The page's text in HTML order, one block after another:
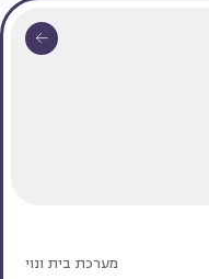
מערכת בית ונוי